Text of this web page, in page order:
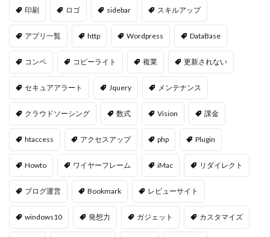
印刷 ロゴ sidebar スキルアップ
アプリ一覧 http Wordpress DataBase
コンペ コピーライト 複業 更新されない
セキュアアラート Jquery メンテナンス
クラウドソーシング 数式 Vision 課金
htaccess アクセスアップ php Plugin
Howto ワイヤーフレーム iMac リダイレクト
ブログ運営 Bookmark レビューサイト
windows10 発想力 ガジェット カスタマイズ